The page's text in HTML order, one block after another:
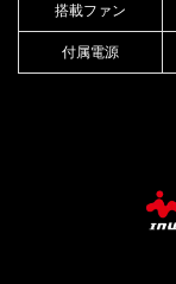
搭載ファン
付属電源